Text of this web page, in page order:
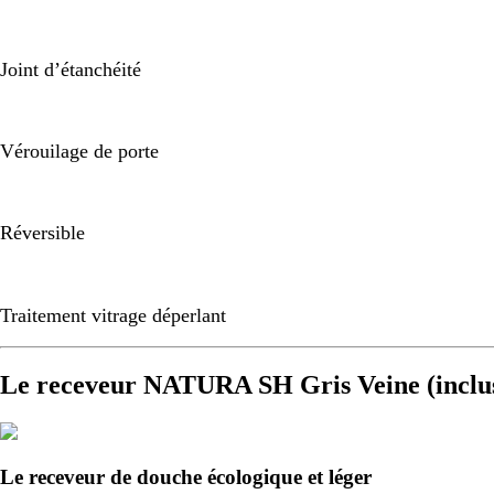
Joint d’étanchéité
Vérouilage de porte
Réversible
Traitement vitrage déperlant
Le receveur NATURA SH Gris Veine
Le receveur de douche écologique et léger